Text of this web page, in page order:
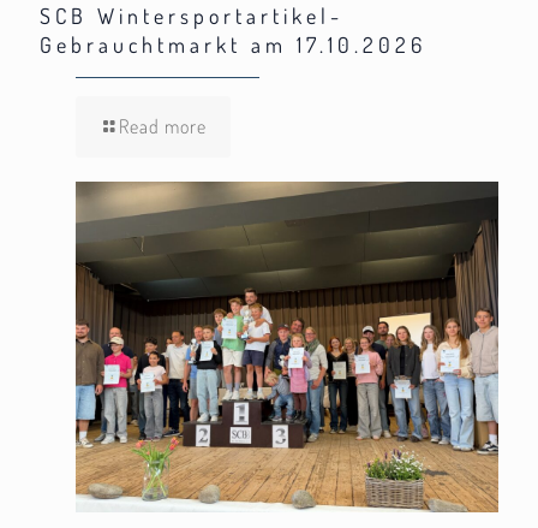
SCB Wintersportartikel-
Gebrauchtmarkt am 17.10.2026
Read more